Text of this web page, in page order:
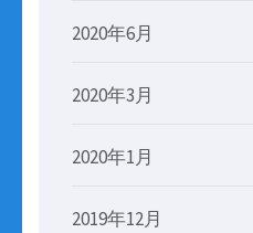
2020年6月
2020年3月
2020年1月
2019年12月